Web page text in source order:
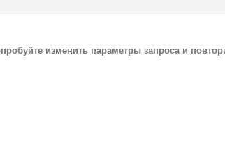
изменить параметры запроса и